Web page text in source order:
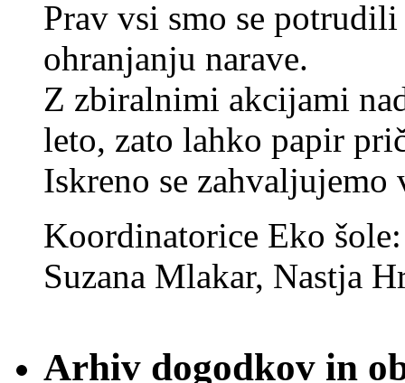
Prav vsi smo se
ohranjanju narave.
Z zbiralnimi akcijami
leto, zato lahko papir
Iskreno se zahvaljujemo
Koordinatorice Eko
Suzana Mlakar, Nastja
Arhiv dogodkov in